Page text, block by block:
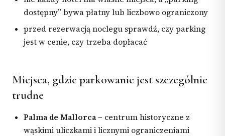
dostępny” bywa płatny lub liczbowo ograniczony
przed rezerwacją noclegu sprawdź, czy parking
jest w cenie, czy trzeba dopłacać
Miejsca, gdzie parkowanie jest szczególnie
trudne
Palma de Mallorca– centrum historyczne z
wąskimi uliczkami i licznymi ograniczeniami